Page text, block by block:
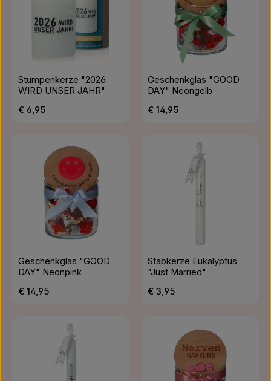
Stumpenkerze "2026
WIRD UNSER JAHR"
Regulärer Preis:
€ 6,95
Geschenkglas "GOOD
DAY" Neongelb
Regulärer Preis:
€ 14,95
Geschenkglas "GOOD
DAY" Neonpink
Regulärer Preis:
€ 14,95
Stabkerze Eukalyptus
"Just Married"
Regulärer Preis:
€ 3,95